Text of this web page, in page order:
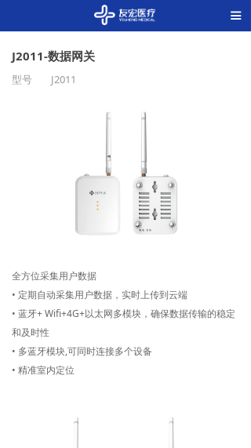
끀
J2011-数据网关
全方位采集用户数据
• 定期自动采集用户数据，实时上传到云端
• 蓝牙+ Wifi+4G+以太网多模块，确保数据传输的稳定
和及时性
• 多蓝牙模块,可同时连接多个设备
• 精准室内定位
型号 J2011